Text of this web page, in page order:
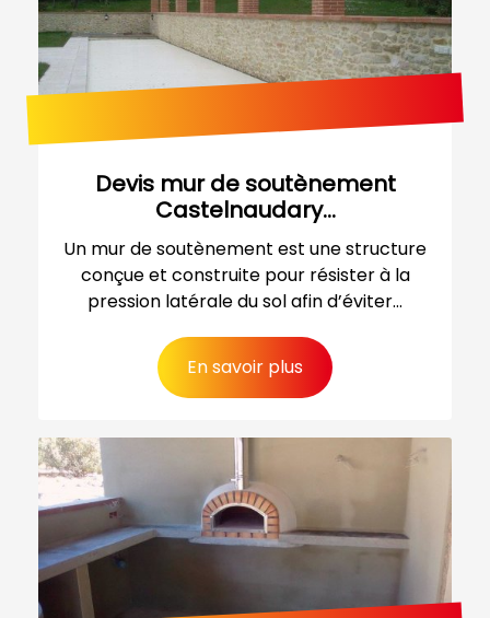
Devis mur de soutènement
Castelnaudary...
Un mur de soutènement est une structure
conçue et construite pour résister à la
pression latérale du sol afin d’éviter...
En savoir plus